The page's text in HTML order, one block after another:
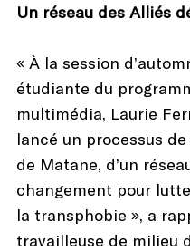
Un réseau des Alliés
« À la session
étudiante du
multimédia, Laurie
lancé un processus
de Matane, d’un
changement pour
la transphobie », a
travailleuse de milieu